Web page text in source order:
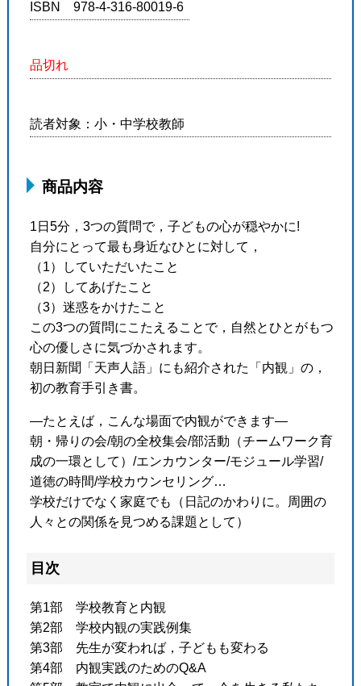
ISBN 978-4-316-80019-6
品切れ
読者対象：小・中学校教師
商品内容
1日5分，3つの質問で，子どもの心が穏やかに!
自分にとって最も身近なひとに対して，
（1）していただいたこと
（2）してあげたこと
（3）迷惑をかけたこと
この3つの質問にこたえることで，自然とひとがもつ
心の優しさに気づかされます。
朝日新聞「天声人語」にも紹介された「内観」の，
初の教育手引き書。
―たとえば，こんな場面で内観ができます―
朝・帰りの会/朝の全校集会/部活動（チームワーク育
成の一環として）/エンカウンター/モジュール学習/
道徳の時間/学校カウンセリング…
学校だけでなく家庭でも（日記のかわりに。周囲の
人々との関係を見つめる課題として）
目次
第1部 学校教育と内観
第2部 学校内観の実践例集
第3部 先生が変われば，子どもも変わる
第4部 内観実践のためのQ&A